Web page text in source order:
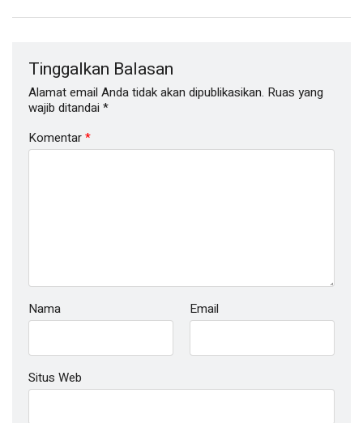
Tinggalkan Balasan
Alamat email Anda tidak akan dipublikasikan. Ruas yang
wajib ditandai *
Komentar*
Nama Email
Situs Web